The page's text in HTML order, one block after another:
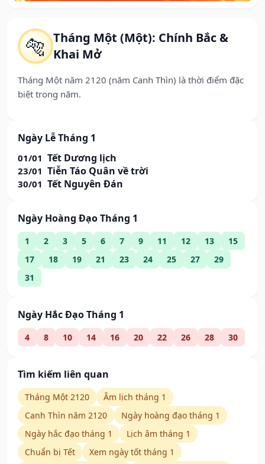
🐅 Tháng Một (Một): Chính Bắc &
Khai Mở
Tháng Một năm 2120 (năm Canh Thìn) là thời điểm đặc
biệt trong năm.
Ngày Lễ Tháng 1
01/01 Tết Dương lịch
23/01 Tiễn Táo Quân về trời
30/01 Tết Nguyên Đán
Ngày Hoàng Đạo Tháng 1
1 2 3 5 6 7 9 11 12 13
15
17
18 19 21 23 24 25 27
29
31
Ngày Hắc Đạo Tháng 1
4 8 10 14 16 20 22 26 28 30
Tìm kiếm liên quan
Tháng Một 2120
Âm lịch tháng 1
Canh Thìn năm 2120
Ngày hoàng đạo tháng 1
Ngày hắc đạo tháng 1
Lịch âm tháng 1
Chuẩn bị Tết
Xem ngày tốt tháng 1